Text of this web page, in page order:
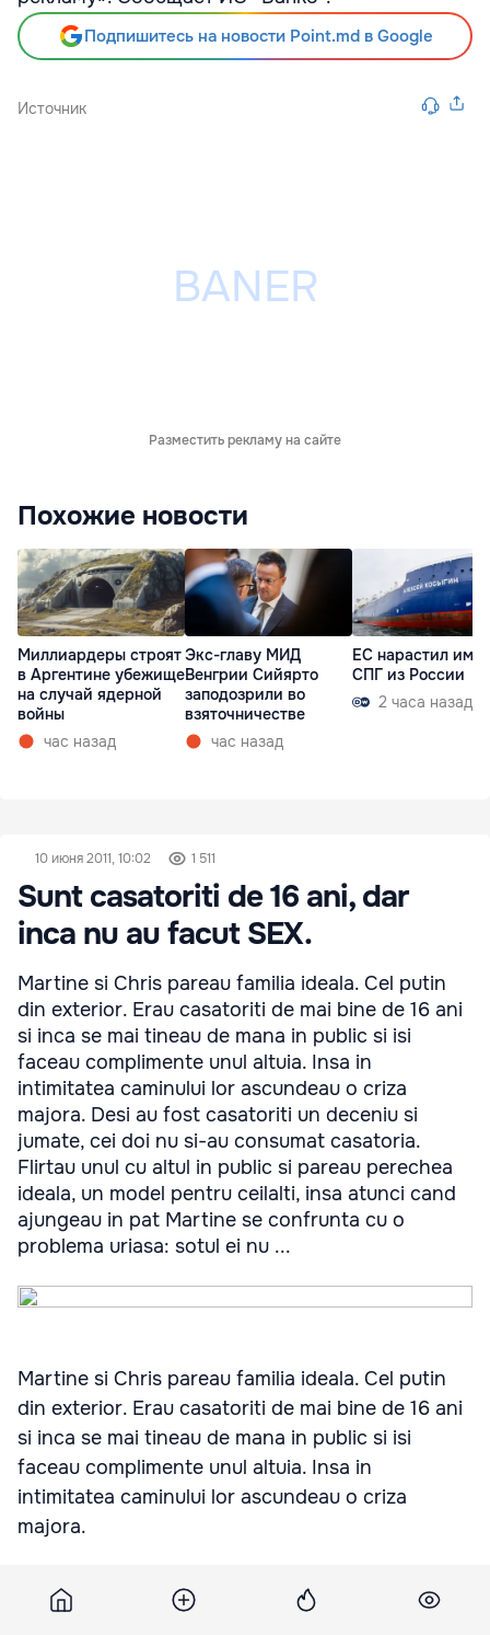
Подпишитесь на новости Point.md в Google
Источник
Разместить рекламу на сайте
Похожие новости
Миллиардеры строят
в Аргентине убежище
на случай ядерной
войны
час назад
Экс-главу МИД
Венгрии Сийярто
заподозрили во
взяточничестве
час назад
ЕС нарастил
СПГ из России
2 часа назад
10 июня 2011, 10:02 1 511
Sunt casatoriti de 16 ani, dar
inca nu au facut SEX.
Martine si Chris pareau familia ideala. Cel putin
din exterior. Erau casatoriti de mai bine de 16 ani
si inca se mai tineau de mana in public si isi
faceau complimente unul altuia. Insa in
intimitatea caminului lor ascundeau o criza
majora. Desi au fost casatoriti un deceniu si
jumate, cei doi nu si-au consumat casatoria.
Flirtau unul cu altul in public si pareau perechea
ideala, un model pentru ceilalti, insa atunci cand
ajungeau in pat Martine se confrunta cu o
problema uriasa: sotul ei nu ...
Martine si Chris pareau familia ideala. Cel putin
din exterior. Erau casatoriti de mai bine de 16 ani
si inca se mai tineau de mana in public si isi
faceau complimente unul altuia. Insa in
intimitatea caminului lor ascundeau o criza
majora.